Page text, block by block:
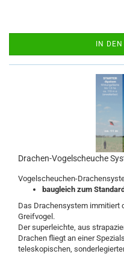
IN DEN
Drachen-Vogelscheuche
Vogelscheuchen-
baugleich zum
Das Drachensystem immitiert
Greifvogel.
Der superleichte, aus
Drachen fliegt an einer
teleskopischen,